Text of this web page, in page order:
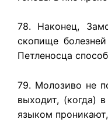
78. Наконец,
скопище
Петленосца
79. Молозиво не
выходит, (когда)
языком проникают,